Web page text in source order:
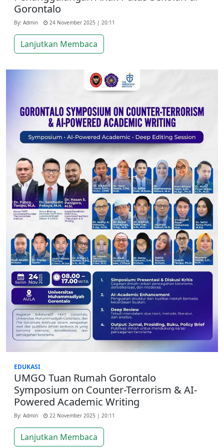
Gorontalo
By: Admin 24 November 2025 | 20:11
Lanjutkan Membaca
EDUKASI
UMGO Tuan Rumah Gorontalo
Symposium on Counter-Terrorism & AI-
Powered Academic Writing
By: Admin 22 November 2025 | 20:11
Lanjutkan Membaca